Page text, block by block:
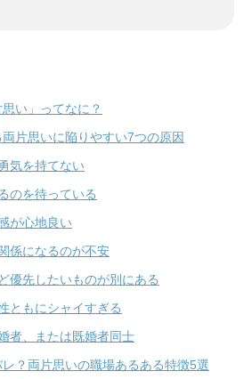
い」ってなに？
片思いに陥りやすい7つの原因
気を持てない
のを待っている
が心地良い
係になるのが不安
優先したいものが別にある
ともにシャイすぎる
者、または既婚者同士
レ？両片思いの職場あるある特徴5選